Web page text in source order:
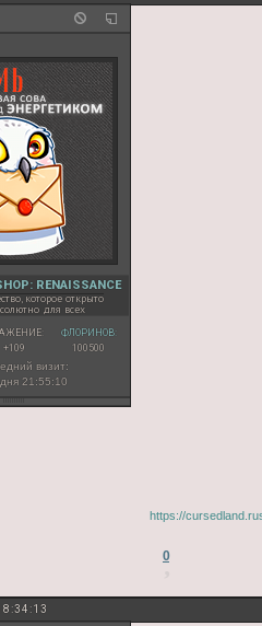
RENAISSANCE
которое открыто
для всех
+109
ФЛОРИНОВ:
100500
визит:
21:55:10
https://
0